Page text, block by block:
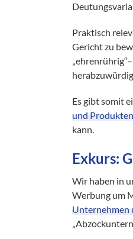
Praktisch
Gericht zu
Es gibt somit
und Produkten
kann.
Exkurs:
Wir haben in
Werbung um
Unternehmen